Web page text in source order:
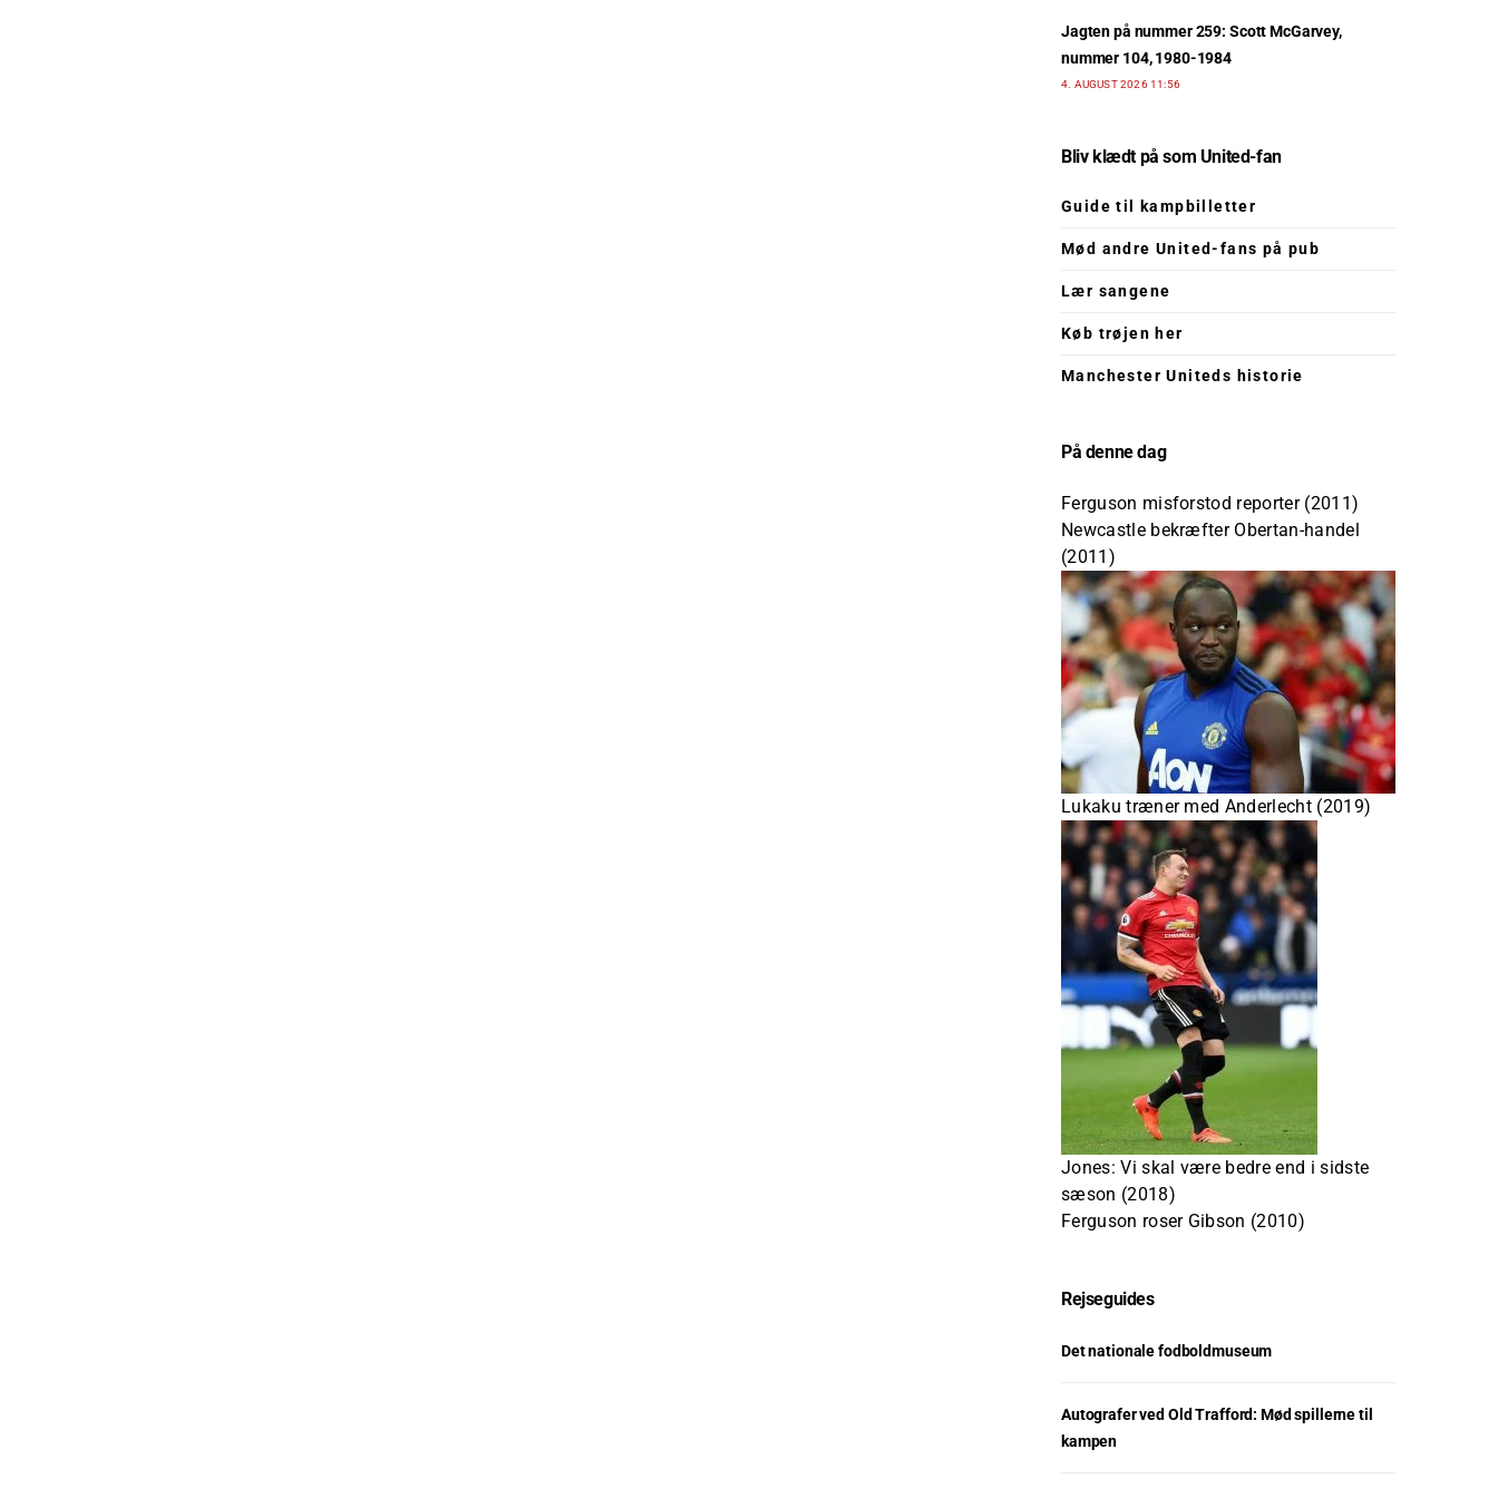
Jagten på nummer 259: Scott McGarvey,
nummer 104, 1980-1984
4. AUGUST 2026 11:56
Bliv klædt på som United-fan
Guide til kampbilletter
Mød andre United-fans på pub
Lær sangene
Køb trøjen her
Manchester Uniteds historie
På denne dag
Ferguson misforstod reporter (2011)
Newcastle bekræfter Obertan-handel
(2011)
Lukaku træner med Anderlecht (2019)
Jones: Vi skal være bedre end i sidste
sæson (2018)
Ferguson roser Gibson (2010)
Rejseguides
Det nationale fodboldmuseum
Autografer ved Old Trafford: Mød spillerne til
kampen